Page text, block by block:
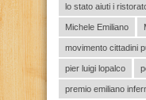
lo stato aiuti i
Michele Emiliano
movimento cittadini
pier luigi lopalco
premio emiliano